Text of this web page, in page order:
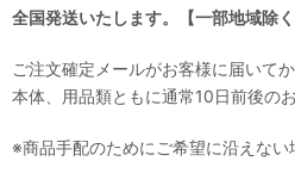
全国発送いたします。【一部地域除く
ご注文確定メールがお客様に届いて
本体、用品類ともに通常10日前後の
※商品手配のためにご希望に沿えない